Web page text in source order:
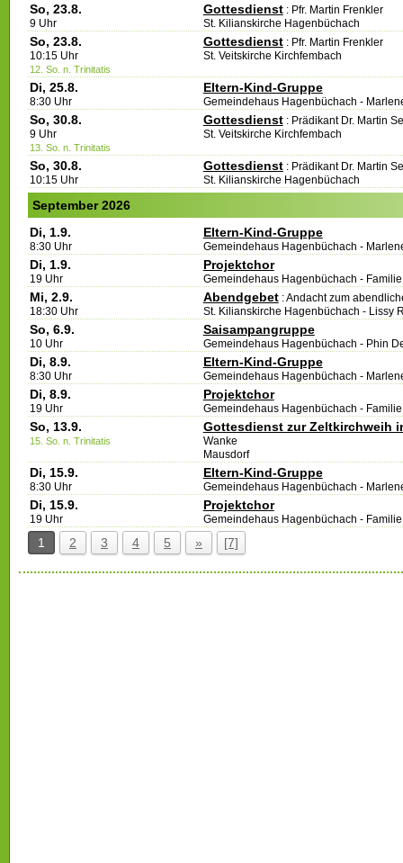
So, 23.8.
9 Uhr
Gottesdienst: Pfr. Martin Frenkler
St. Kilianskirche Hagenbüchach
So, 23.8.
10:15 Uhr
12. So. n. Trinitatis
Gottesdienst: Pfr. Martin Frenkler
St. Veitskirche Kirchfembach
Di, 25.8.
8:30 Uhr
Eltern-Kind-Gruppe
Gemeindehaus Hagenbüchach
So, 30.8.
9 Uhr
13. So. n. Trinitatis
Gottesdienst: Prädikant Dr. Martin
St. Veitskirche Kirchfembach
So, 30.8.
10:15 Uhr
Gottesdienst: Prädikant Dr. Martin
St. Kilianskirche Hagenbüchach
September 2026
Di, 1.9.
8:30 Uhr
Eltern-Kind-Gruppe
Gemeindehaus Hagenbüchach
Di, 1.9.
19 Uhr
Projektchor
Gemeindehaus Hagenbüchach
Mi, 2.9.
18:30 Uhr
Abendgebet:Andacht zum
St. Kilianskirche Hagenbüchach
Lissy
So, 6.9.
10 Uhr
Saisampangruppe
Gemeindehaus Hagenbüchach Phin
Di, 8.9.
8:30 Uhr
Eltern-Kind-Gruppe
Gemeindehaus Hagenbüchach
Di, 8.9.
19 Uhr
Projektchor
Gemeindehaus Hagenbüchach
So, 13.9.
15. So. n. Trinitatis
Gottesdienst zur Zeltkirchweih
Wanke
Mausdorf
Di, 15.9.
8:30 Uhr
Eltern-Kind-Gruppe
Gemeindehaus Hagenbüchach
Di, 15.9.
19 Uhr
Projektchor
Gemeindehaus Hagenbüchach
1 2 3 4 5 » [7]